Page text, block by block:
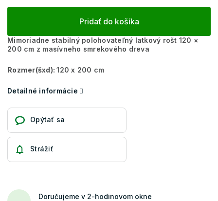
Pridať do košíka
Mimoriadne stabilný polohovateľný latkový rošt 120 ×
200 cm z masívneho smrekového dreva
Rozmer(šxd):120 x 200 cm
Detailné informácie
Opýtať sa
Strážiť
Doručujeme v 2-hodinovom okne